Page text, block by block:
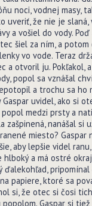
noci, vodnej masy,
uveriť, že nie je slaná,
a vošiel do vody. Poď
šiel za ním, a potom
vo vode. Teraz
a otvoril ju. Pokľakol,
popol sa vznášal
a trochu sa ho
uvidel, ako si
medzi prsty a
zašpinená, nanášal si
miesto? Gaspar
aby lepšie videl
hlboký a má ostré
ďalekohľad, pripomínal
papiere, ktoré sa
si, že otec si čosi
Gaspar si